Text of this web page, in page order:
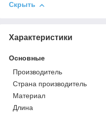
Скрыть
Характеристики
Основные
Производитель
Страна производитель
Материал
Длина